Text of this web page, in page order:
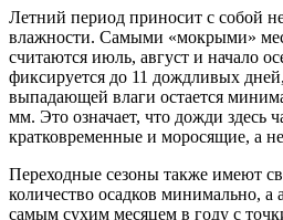
Летний период приносит с собой
влажности. Самыми «мокрыми»
считаются июль, август и начало
фиксируется до 11 дождливых
выпадающей влаги остается
мм. Это означает, что дожди здесь
кратковременные и моросящие, а
Переходные сезоны также имеют
количество осадков минимально, а
самым сухим месяцем в году с